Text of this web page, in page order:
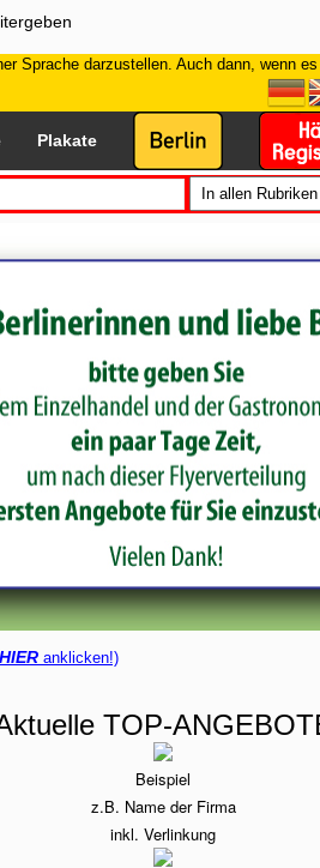
Sprache darzustellen. Auch dann, wenn
Plakate
anklicken!)
TOP-